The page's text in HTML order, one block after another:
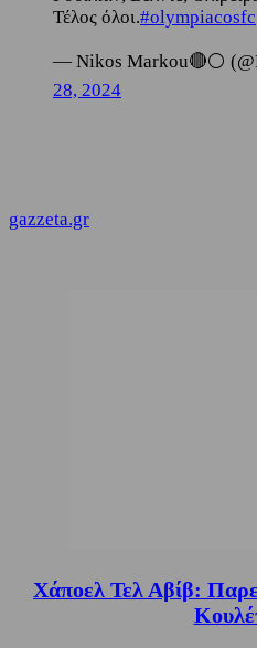
Τέλος όλοι.#olympiacosfc
— Nikos Markou🔴⚪
28, 2024
gazzeta.gr
Χάποελ Τελ Αβίβ: